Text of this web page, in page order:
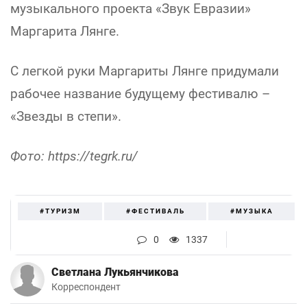
музыкального проекта «Звук Евразии»
Маргарита Лянге.
С легкой руки Маргариты Лянге придумали
рабочее название будущему фестивалю –
«Звезды в степи».
Фото: https://tegrk.ru/
#ТУРИЗМ #ФЕСТИВАЛЬ #МУЗЫКА
0 1337
Светлана Лукьянчикова
Корреспондент